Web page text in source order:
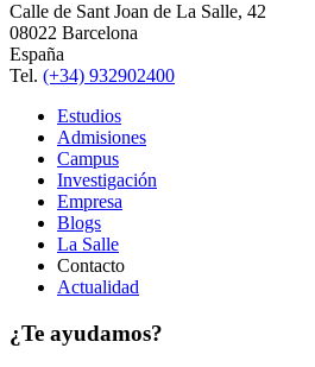
Calle de Sant Joan de La Salle, 42
08022 Barcelona
España
Tel. (+34) 932902400
Estudios
Admisiones
Campus
Investigación
Empresa
Blogs
La Salle
Contacto
Actualidad
¿Te ayudamos?